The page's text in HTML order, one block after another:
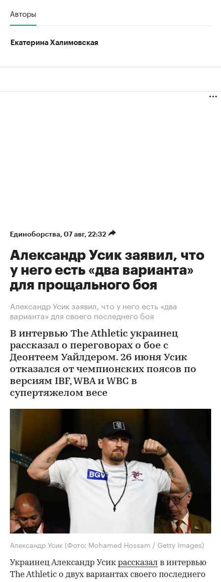
Авторы
Екатерина Халимовская
Единоборства⁠, 07 авг, 22:32
Александр Усик заявил, что
у него есть «два варианта»
для прощального боя
Александр Усик заявил, что у него есть «два
варианта» для своего последнего боя
В интервью The Athletic украинец
рассказал о переговорах о бое с
Деонтеем Уайлдером. 26 июня Усик
отказался от чемпионских поясов по
версиям IBF, WBA и WBC в
супертяжелом весе
Александр Усик (Фото: Mohamed Hossam / Getty Images)
Украинец Александр Усик рассказал в интервью
The Athletic о двух вариантах своего последнего